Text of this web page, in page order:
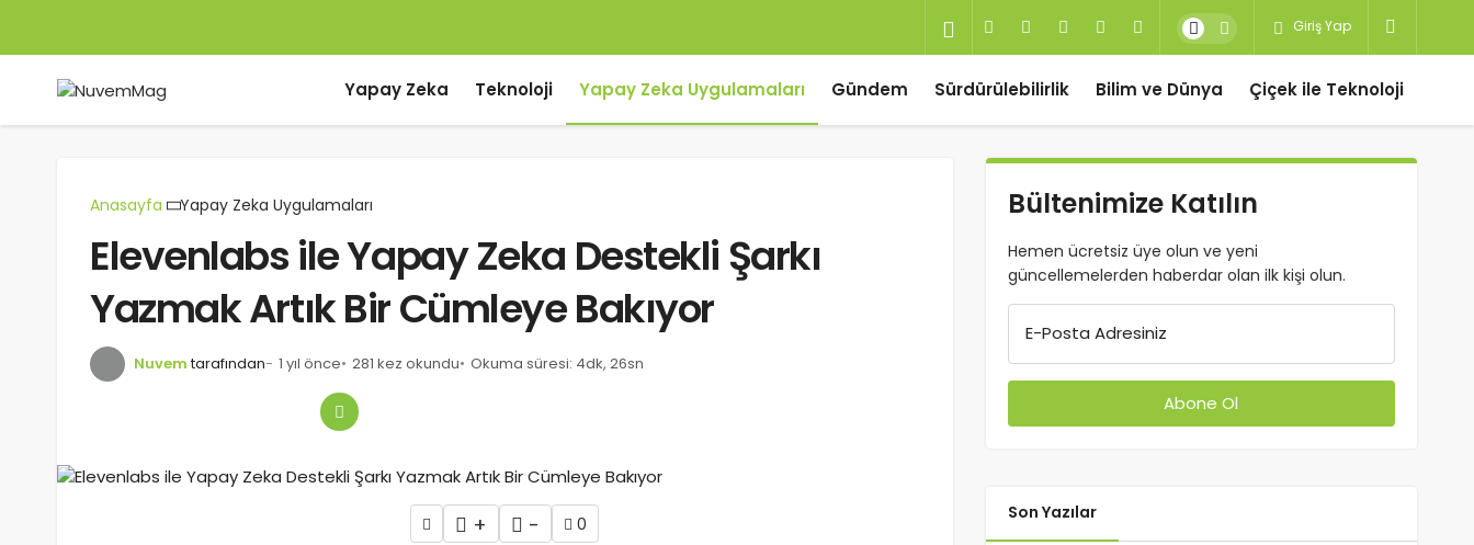
Giriş Yap
Yapay Zeka Teknoloji Yapay Zeka Uygulamaları Gündem Sürdürülebilirlik Bilim ve Dünya Çiçek ile Teknoloji
Anasayfa Yapay Zeka Uygulamaları
Elevenlabs ile Yapay Zeka Destekli Şarkı
Yazmak Artık Bir Cümleye Bakıyor
Nuvem tarafından 1 yıl önce 281 kez okundu Okuma süresi: 4dk, 26sn
+ -
0
Bültenimize Katılın
Hemen ücretsiz üye olun ve yeni
güncellemelerden haberdar olan ilk kişi olun.
E-Posta Adresiniz
Son Yazılar